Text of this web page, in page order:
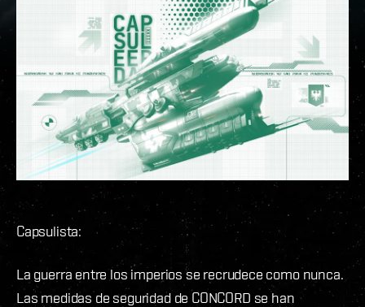
Capsulista:
La guerra entre los imperios se recrudece como nunca.
Las medidas de seguridad de CONCORD se han